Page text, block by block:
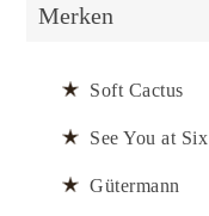
Merken
Soft Cactus
See You at Six
Gütermann